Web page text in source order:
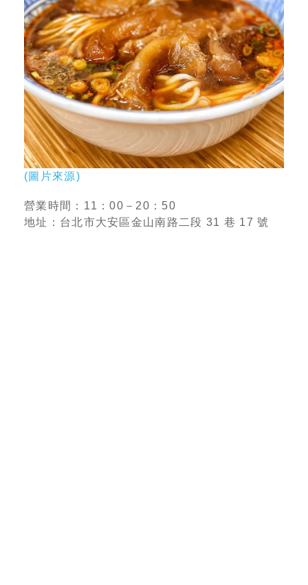
(圖片來源)
營業時間：11：00－20：50
地址：台北市大安區金山南路二段 31 巷 17 號